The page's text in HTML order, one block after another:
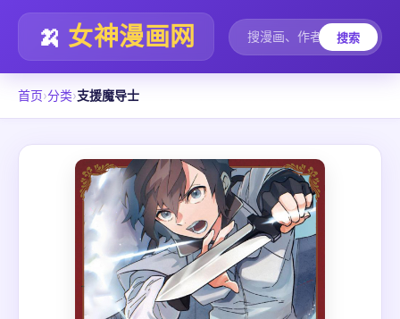
🍌 女神漫画网 搜索
首页›分类›支援魔导士